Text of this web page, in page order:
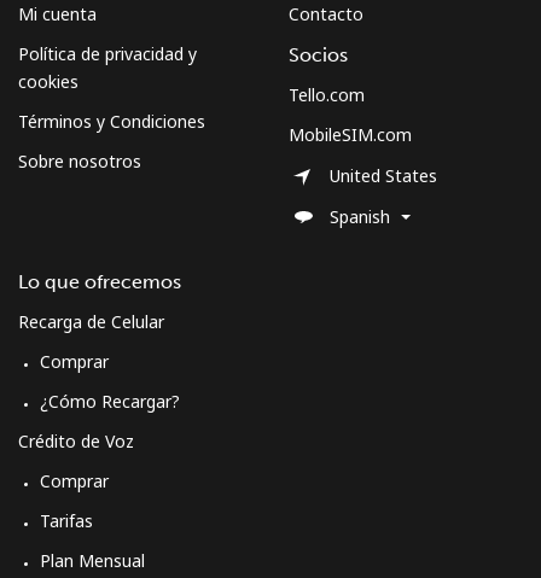
Mi cuenta
Política de privacidad y
cookies
Términos y Condiciones
Sobre nosotros
Lo que ofrecemos
Recarga de Celular
Comprar
¿Cómo Recargar?
Crédito de Voz
Comprar
Tarifas
Plan Mensual
Contacto
Socios
Tello.com
MobileSIM.com
United States
Spanish